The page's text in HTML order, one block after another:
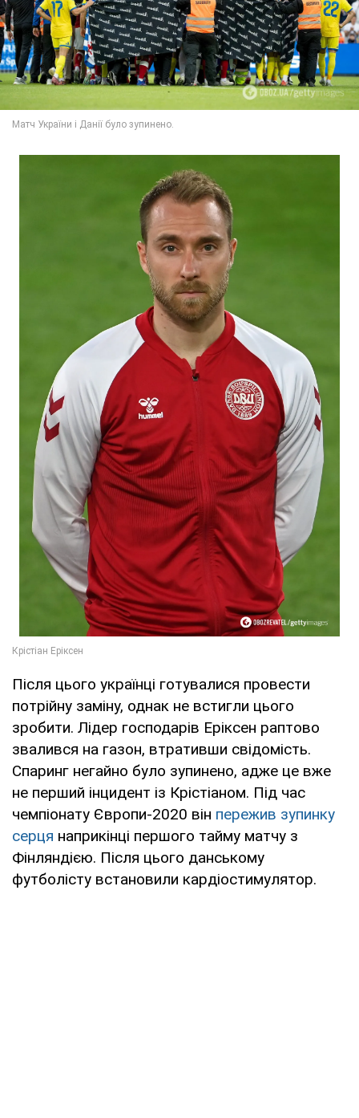
Після цього українці готувалися провести
потрійну заміну, однак не встигли цього
зробити. Лідер господарів Еріксен раптово
звалився на газон, втративши свідомість.
Спаринг негайно було зупинено, адже це вже
не перший інцидент із Крістіаном. Під час
чемпіонату Європи-2020 він пережив зупинку
серця наприкінці першого тайму матчу з
Фінляндією. Після цього данському
футболісту встановили кардіостимулятор.